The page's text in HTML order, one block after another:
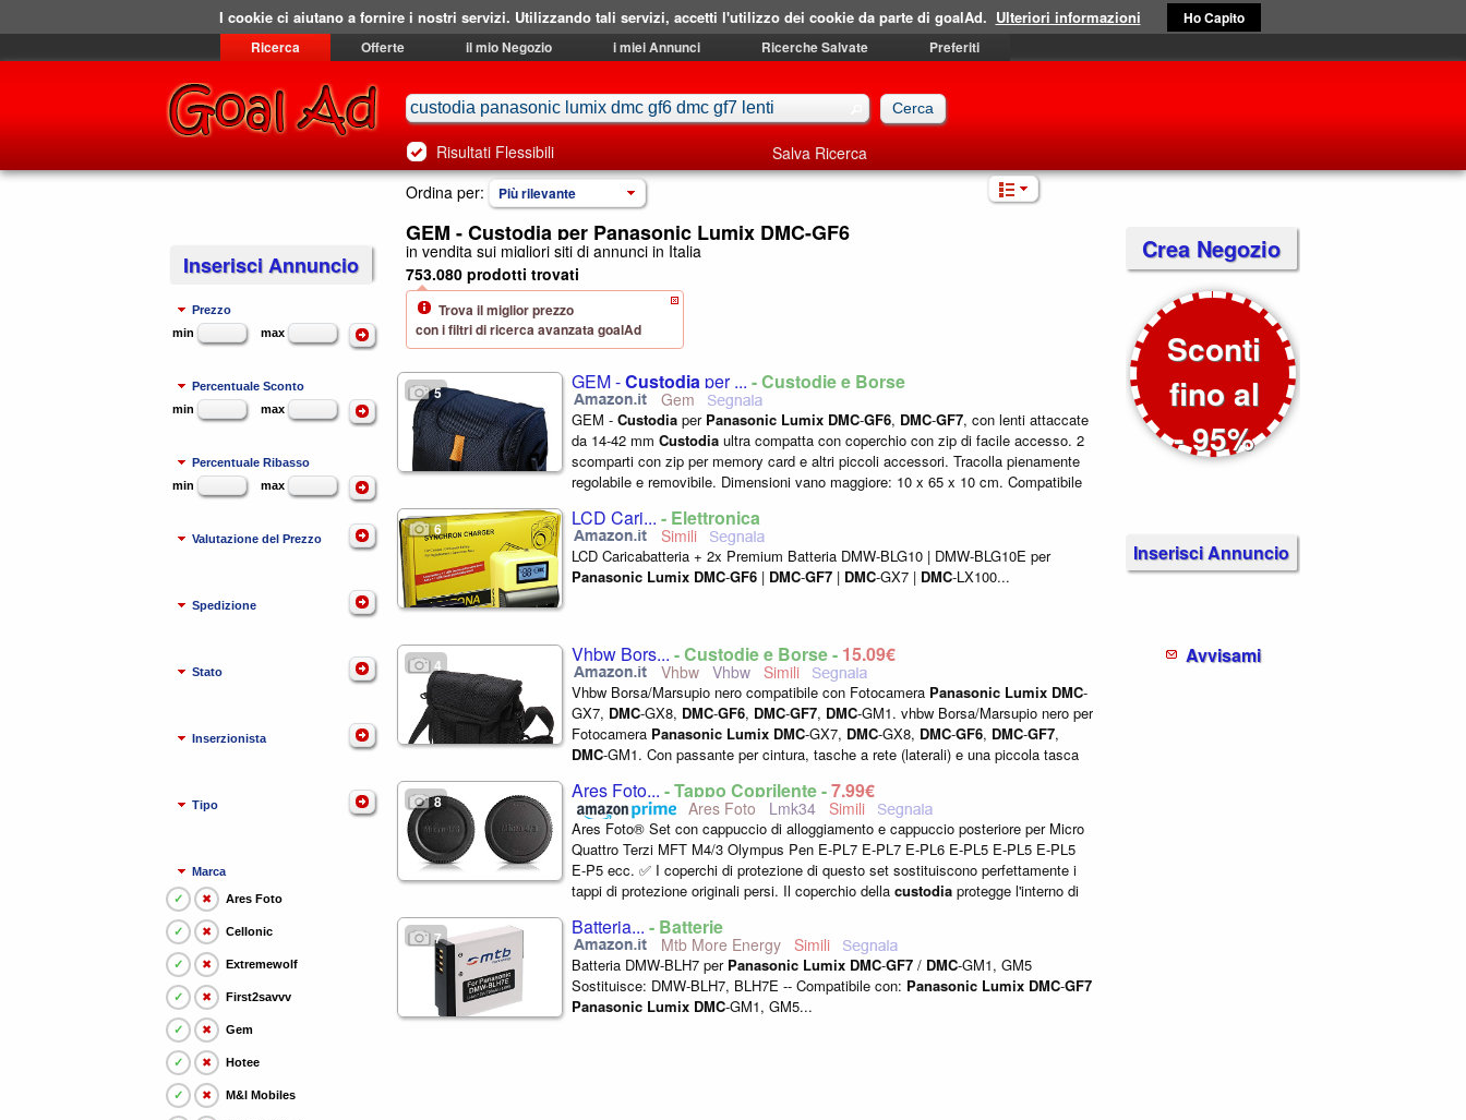
Ricerca Offerte il mio Negozio i miei Annunci Ricerche Salvate Preferiti
Risultati Flessibili
Salva Ricerca
Ordina per:
Più rilevante
GEM - Custodia per Panasonic Lumix DMC-GF6
in vendita sui migliori siti di annunci in Italia
Trova il miglior prezzo
con i filtri di ricerca avanzata goalAd
753.080 prodotti trovati
Inserisci Annuncio
Prezzo
min
max
Percentuale Sconto
min
max
Percentuale Ribasso
min
max
Valutazione del Prezzo
Spedizione
Stato
Inserzionista
Tipo
Marca
✓ ✖ Ares Foto
✓ ✖ Cellonic
✓ ✖ Extremewolf
✓ ✖ First2savvv
✓ ✖ Gem
✓ ✖ Hotee
✓ ✖ M&l Mobiles
5 GEM -Custodiaper ... - Custodie e Borse
Gem
GEM - Custodia per Panasonic Lumix DMC-GF6, DMC-GF7, con lenti attaccate
da 14-42 mm Custodia ultra compatta con coperchio con zip di facile accesso. 2
scomparti con zip per memory card e altri piccoli accessori. Tracolla pienamente
regolabile e removibile. Dimensioni vano maggiore: 10 x 65 x 10 cm. Compatibile
6 LCD Cari... - Elettronica
LCD Caricabatteria + 2x Premium Batteria DMW-BLG10 | DMW-BLG10E per
Panasonic Lumix DMC-GF6 | DMC-GF7 | DMC-GX7 | DMC-LX100...
4 Vhbw Bors... - Custodie e Borse - 15,09€
Vhbw Vhbw
Vhbw Borsa/Marsupio nero compatibile con Fotocamera Panasonic Lumix DMC-
GX7, DMC-GX8, DMC-GF6, DMC-GF7, DMC-GM1. vhbw Borsa/Marsupio nero per
Fotocamera Panasonic Lumix DMC-GX7, DMC-GX8, DMC-GF6, DMC-GF7,
DMC-GM1. Con passante per cintura, tasche a rete (laterali) e una piccola tasca
8 Ares Foto... - Tappo Coprilente -7,99€
Ares Foto Lmk34
Ares Foto® Set con cappuccio di alloggiamento e cappuccio posteriore per Micro
Quattro Terzi MFT M4/3 Olympus Pen E-PL7 E-PL7 E-PL6 E-PL5 E-PL5 E-PL5
E-P5 ecc. ✅ I coperchi di protezione di questo set sostituiscono perfettamente i
tappi di protezione originali persi. Il coperchio della custodia protegge l'interno di
7 Batteria... - Batterie
Mtb More Energy
Batteria DMW-BLH7 per Panasonic Lumix DMC-GF7 / DMC-GM1, GM5
Sostituisce: DMW-BLH7, BLH7E -- Compatibile con: Panasonic Lumix DMC-GF7
Panasonic Lumix DMC-GM1, GM5...
Crea Negozio
Sconti
fino al
- 95%
Inserisci Annuncio
Avvisami
I cookie ci aiutano a fornire i nostri servizi. Utilizzando tali servizi, accetti l'utilizzo dei cookie da parte di goalAd. Ulteriori informazioni Ho Capito